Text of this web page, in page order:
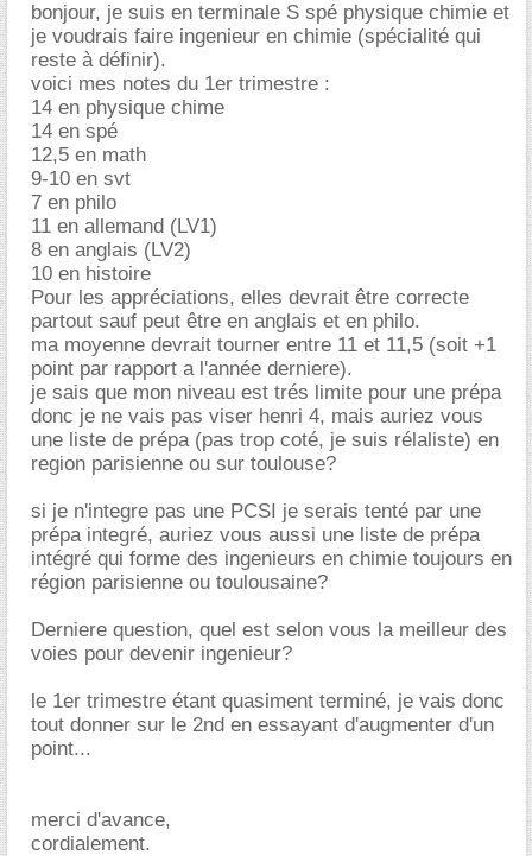
bonjour, je suis en terminale S spé physique chimie et
je voudrais faire ingenieur en chimie (spécialité qui
reste à définir).
voici mes notes du 1er trimestre :
14 en physique chime
14 en spé
12,5 en math
9-10 en svt
7 en philo
11 en allemand (LV1)
8 en anglais (LV2)
10 en histoire
Pour les appréciations, elles devrait être correcte
partout sauf peut être en anglais et en philo.
ma moyenne devrait tourner entre 11 et 11,5 (soit +1
point par rapport a l'année derniere).
je sais que mon niveau est trés limite pour une prépa
donc je ne vais pas viser henri 4, mais auriez vous
une liste de prépa (pas trop coté, je suis rélaliste) en
region parisienne ou sur toulouse?
si je n'integre pas une PCSI je serais tenté par une
prépa integré, auriez vous aussi une liste de prépa
intégré qui forme des ingenieurs en chimie toujours en
région parisienne ou toulousaine?
Derniere question, quel est selon vous la meilleur des
voies pour devenir ingenieur?
le 1er trimestre étant quasiment terminé, je vais donc
tout donner sur le 2nd en essayant d'augmenter d'un
point...
merci d'avance,
cordialement.